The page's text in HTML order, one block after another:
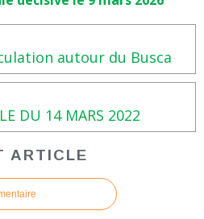
autour du Busca
DU 14 MARS 2022
ARTICLE